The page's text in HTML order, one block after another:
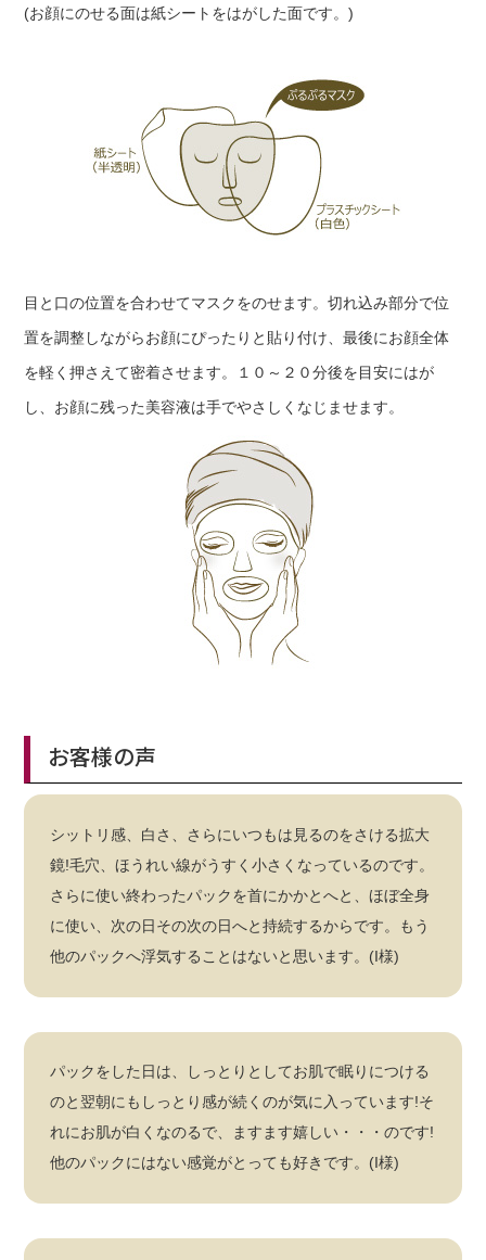
(お顔にのせる面は紙シートをはがした面です。)
目と口の位置を合わせてマスクをのせます。切れ込み部分で位
置を調整しながらお顔にぴったりと貼り付け、最後にお顔全体
を軽く押さえて密着させます。１０～２０分後を目安にはが
し、お顔に残った美容液は手でやさしくなじませます。
お客様の声
シットリ感、白さ、さらにいつもは見るのをさける拡大
鏡!毛穴、ほうれい線がうすく小さくなっているのです。
さらに使い終わったパックを首にかかとへと、ほぼ全身
に使い、次の日その次の日へと持続するからです。もう
他のパックへ浮気することはないと思います。(I様)
パックをした日は、しっとりとしてお肌で眠りにつける
のと翌朝にもしっとり感が続くのが気に入っています!そ
れにお肌が白くなのるで、ますます嬉しい・・・のです!
他のパックにはない感覚がとっても好きです。(I様)